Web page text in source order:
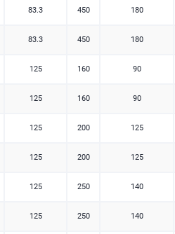
83.3 450 180
83.3 450 180
125 160 90
125 160 90
125 200 125
125 200 125
125 250 140
125 250 140